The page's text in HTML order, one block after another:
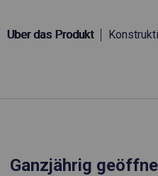
Über das Produkt
Ganzjährig